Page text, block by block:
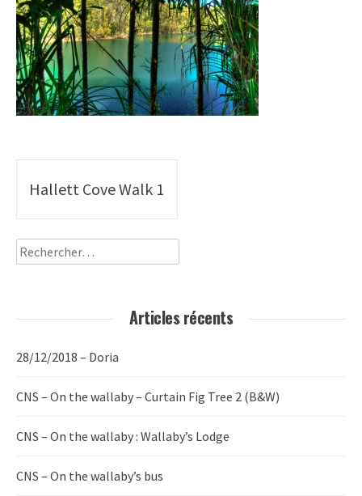
Poste
navigation
Hallett Cove Walk 1
Rechercher :
Articles récents
28/12/2018 – Doria
CNS – On the wallaby – Curtain Fig Tree 2 (B&W)
CNS – On the wallaby : Wallaby’s Lodge
CNS – On the wallaby’s bus